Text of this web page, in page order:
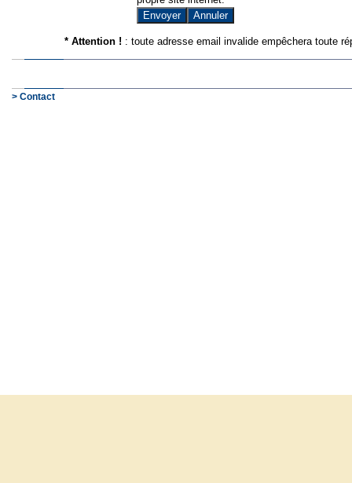
* Attention ! : toute adresse email invalide empêchera toute
> Contact